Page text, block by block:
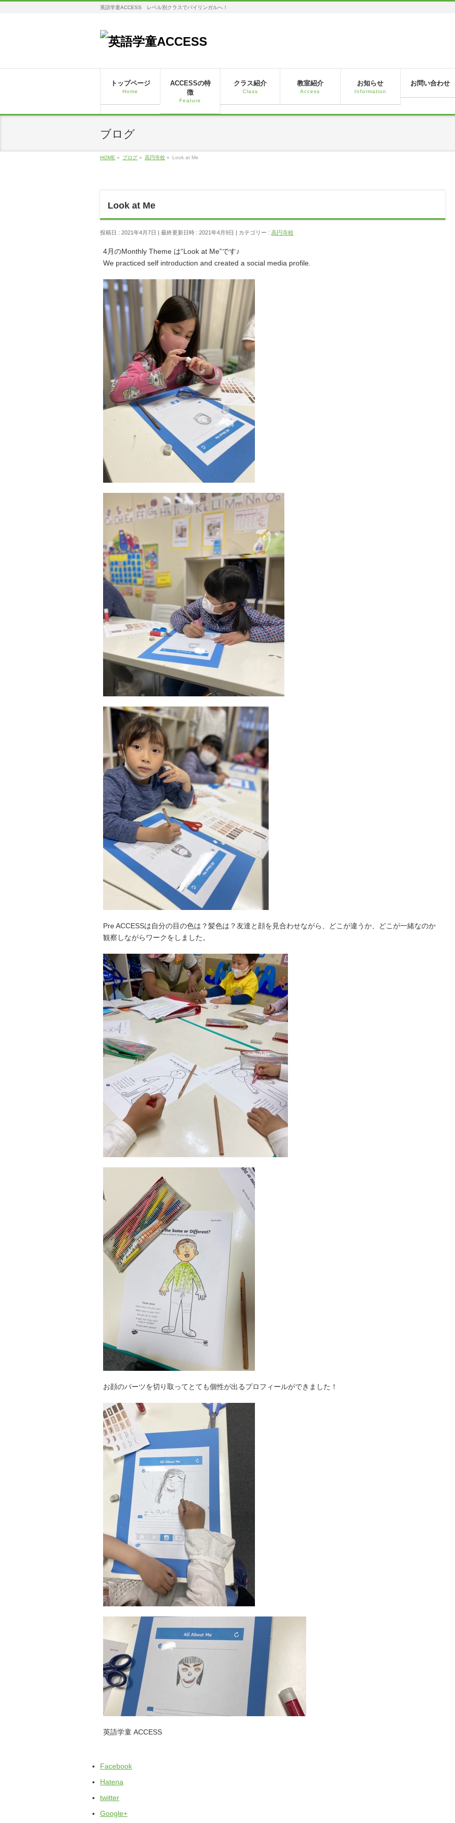
英語学童ACCESS レベル別クラスでバイリンガルへ！
トップページ
Home
ACCESSの特
徴
Feature
クラス紹介
Class
教室紹介
Access
お知らせ
Information
お問い合わせ
ブログ
HOME » ブログ » 高円寺校 » Look at Me
Look at Me
投稿日 : 2021年4月7日 最終更新日時 : 2021年4月9日 カテゴリー : 高円寺校
4月のMonthly Theme は“Look at Me”です♪
We practiced self introduction and created a social media profile.
Pre ACCESSは自分の目の色は？髪色は？友達と顔を見合わせながら、どこが違うか、どこが一緒なのか
観察しながらワークをしました。
お顔のパーツを切り取ってとても個性が出るプロフィールができました！
英語学童 ACCESS
Facebook
Hatena
twitter
Google+